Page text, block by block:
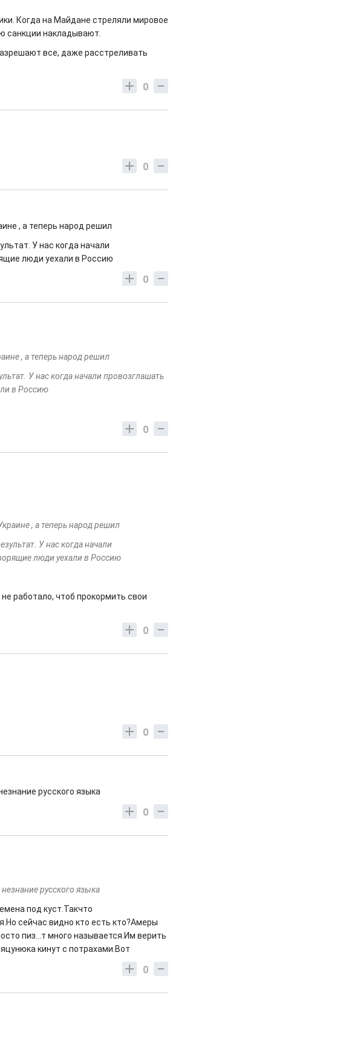
Когда на Майдане стреляли мировое
санкции накладывают.
все, даже расстреливать
0
0
, а теперь народ решил
У нас когда начали
люди уехали в Россию
0
, а теперь народ решил
У нас когда начали провозглашать
в Россию
0
, а теперь народ решил
У нас когда начали
люди уехали в Россию
работало, чтоб прокормить свои
0
0
русского языка
0
русского языка
под куст.Такчто
сейчас видно кто есть кто?Амеры
пиз...т много называется.Им верить
кинут с потрахами.Вот
0